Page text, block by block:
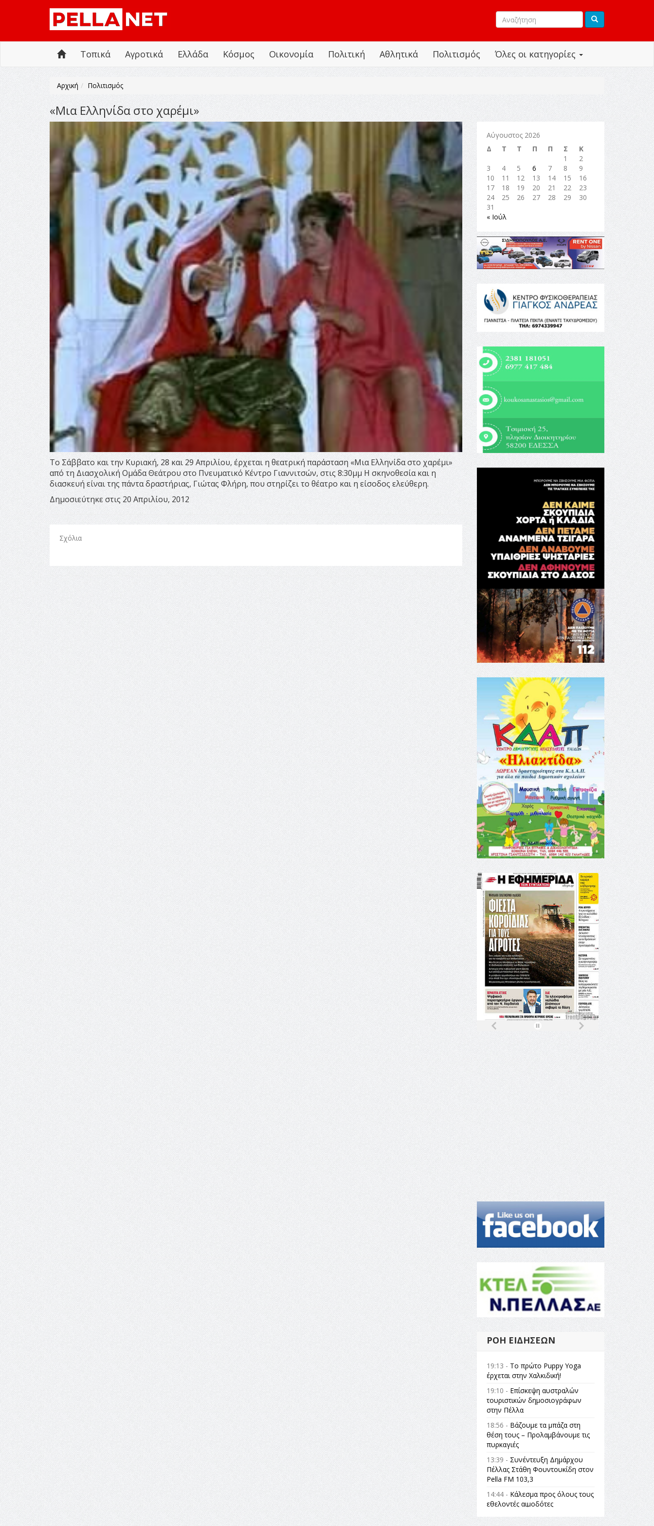
Όλες οι κατηγορίες
Τοπικά Αγροτικά Ελλάδα Κόσμος Οικονομία Πολιτική Αθλητικά Πολιτισμός
Αρχική Πολιτισμός
«Μια Ελληνίδα στο χαρέμι»
Το Σάββατο και την Κυριακή, 28 και 29 Απριλίου, έρχεται η θεατρική παράσταση «Μια Ελληνίδα στο χαρέμι»
από τη Διασχολική Ομάδα Θεάτρου στο Πνευματικό Κέντρο Γιαννιτσών, στις 8:30μμ Η σκηνοθεσία και η
διασκευή είναι της πάντα δραστήριας, Γιώτας Φλήρη, που στηρίζει το θέατρο και η είσοδος ελεύθερη.
Δημοσιεύτηκε στις 20 Απριλίου, 2012
Σχόλια
Αύγουστος 2026
Δ
Τ Τ Π Π Σ
Κ
1
2
3
4 5 6 7 8
9
10
11 12 13 14 15
16
17
18 19 20 21 22
23
24
25 26 27 28 29
30
31
« Ιούλ
ΡΟΉ ΕΙΔΉΣΕΩΝ
19:13 - Το πρώτο Puppy Yoga
έρχεται στην Χαλκιδική!
19:10 - Επίσκεψη αυστραλών
τουριστικών δημοσιογράφων
στην Πέλλα
18:56 - Βάζουμε τα μπάζα στη
θέση τους – Προλαμβάνουμε τις
πυρκαγιές
13:39 - Συνέντευξη Δημάρχου
Πέλλας Στάθη Φουντουκίδη στον
Pella FM 103,3
14:44 - Κάλεσμα προς όλους τους
εθελοντές αιμοδότες
14:23 -Όλη η Ελλάδα ένας